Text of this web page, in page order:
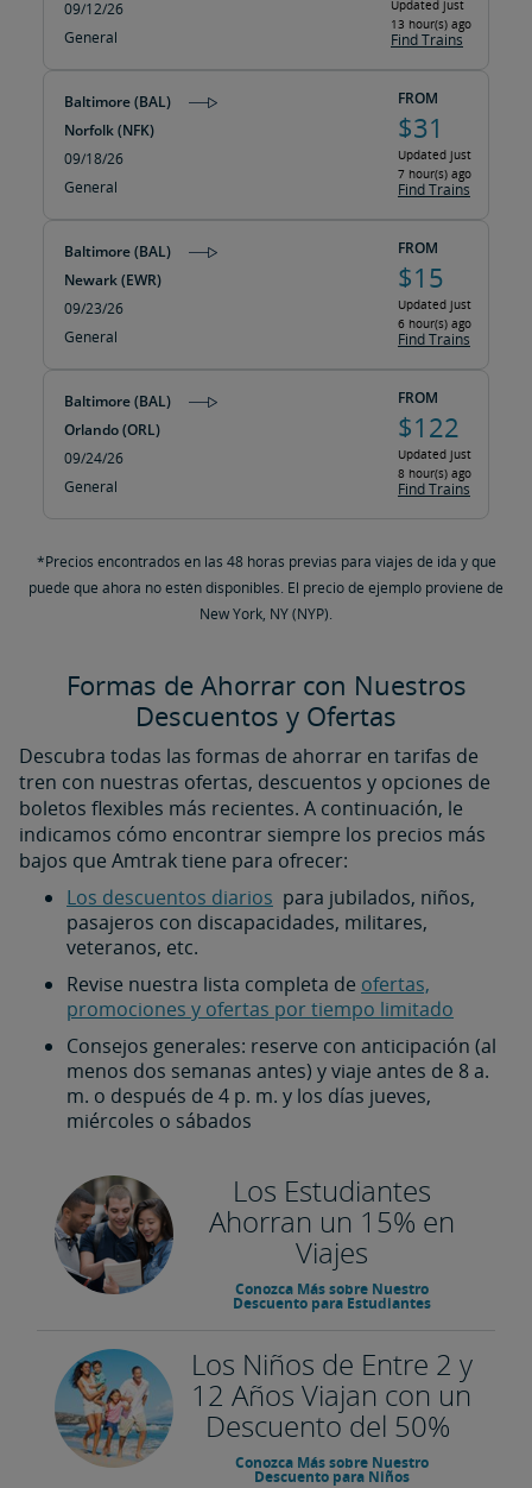
09/12/26
General
Updated just
13 hour(s) ago
Find Trains
Baltimore (BAL)
Norfolk (NFK)
09/18/26
General
FROM
$31
Updated just
7 hour(s) ago
Find Trains
Baltimore (BAL)
Newark (EWR)
09/23/26
General
FROM
$15
Updated just
6 hour(s) ago
Find Trains
Baltimore (BAL)
Orlando (ORL)
09/24/26
General
FROM
$122
Updated just
8 hour(s) ago
Find Trains
*Precios encontrados en las 48 horas previas para viajes de ida y que
puede que ahora no estén disponibles. El precio de ejemplo proviene de
New York, NY (NYP).
Formas de Ahorrar con Nuestros
Descuentos y Ofertas
Descubra todas las formas de ahorrar en tarifas de
tren con nuestras ofertas, descuentos y opciones de
boletos flexibles más recientes. A continuación, le
indicamos cómo encontrar siempre los precios más
bajos que Amtrak tiene para ofrecer:
Los descuentos diarios para jubilados, niños,
pasajeros con discapacidades, militares,
veteranos, etc.
Revise nuestra lista completa de ofertas,
promociones y ofertas por tiempo limitado
Consejos generales: reserve con anticipación (al
menos dos semanas antes) y viaje antes de 8 a.
m. o después de 4 p. m. y los días jueves,
miércoles o sábados
Los Estudiantes
Ahorran un 15% en
Viajes
Conozca Más sobre Nuestro
Descuento para Estudiantes
Los Niños de Entre 2 y
12 Años Viajan con un
Descuento del 50%
Conozca Más sobre Nuestro
Descuento para Niños